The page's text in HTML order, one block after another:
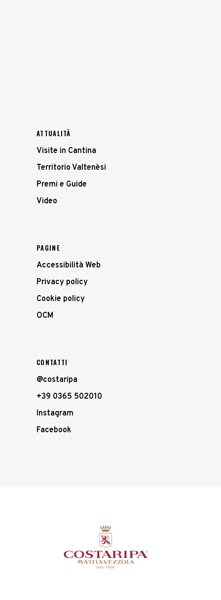
ATTUALITÀ
Visite in Cantina
Territorio Valtenèsi
Premi e Guide
Video
PAGINE
Accessibilità Web
Privacy policy
Cookie policy
OCM
CONTATTI
@costaripa
+39 0365 502010
Instagram
Facebook